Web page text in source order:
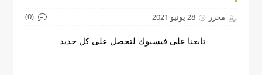
محرر 28 يونيو 2021 (0)
تابعنا على فيسبوك لتحصل على كل جديد